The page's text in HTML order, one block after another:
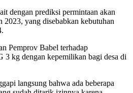
dengan prediksi permintaan akan
yang disebabkan kebutuhan
Pemprov Babel terhadap
3 kg dengan kepemilikan bagi desa di
langsung bahwa ada beberapa